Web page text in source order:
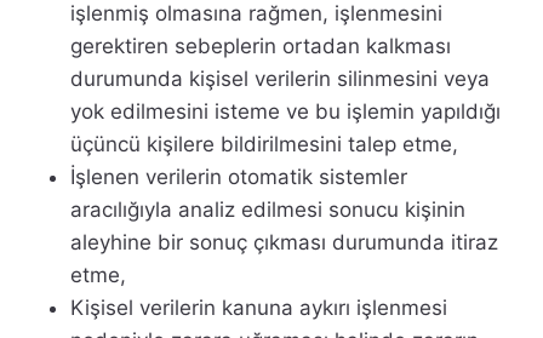
işlenmiş olmasına rağmen, işlenmesini
gerektiren sebeplerin ortadan kalkması
durumunda kişisel verilerin silinmesini veya
yok edilmesini isteme ve bu işlemin yapıldığı
üçüncü kişilere bildirilmesini talep etme,
İşlenen verilerin otomatik sistemler
aracılığıyla analiz edilmesi sonucu kişinin
aleyhine bir sonuç çıkması durumunda itiraz
etme,
Kişisel verilerin kanuna aykırı işlenmesi